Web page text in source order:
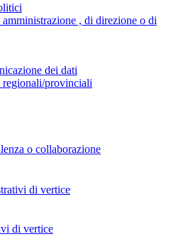
, di direzione o di
dei dati
provinciali
o collaborazione
di vertice
di vertice